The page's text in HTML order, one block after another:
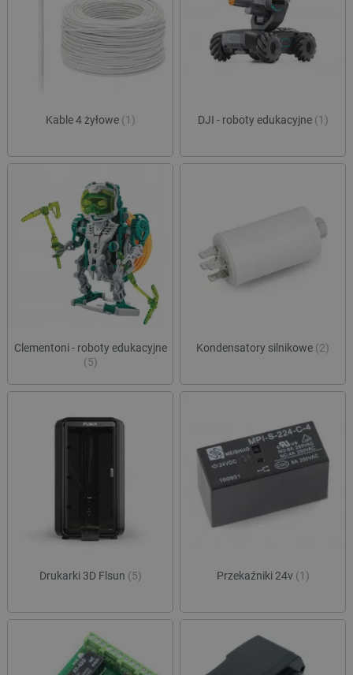
Kable 4 żyłowe (1) DJI - roboty edukacyjne (1)
Clementoni - roboty edukacyjne
(5)
Kondensatory silnikowe (2)
Drukarki 3D Flsun (5) Przekaźniki 24v (1)